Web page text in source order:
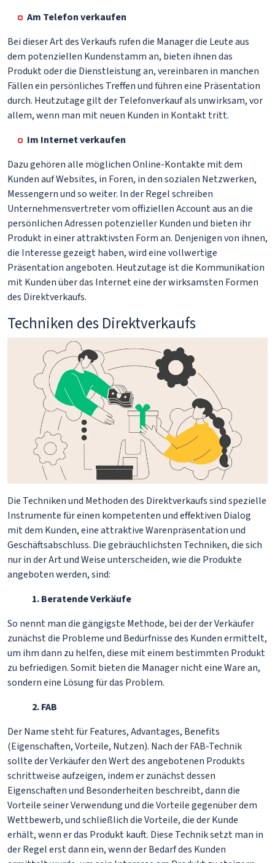
Am Telefon verkaufen
Bei dieser Art des Verkaufs rufen die Manager die Leute aus
dem potenziellen Kundenstamm an, bieten ihnen das
Produkt oder die Dienstleistung an, vereinbaren in manchen
Fällen ein persönliches Treffen und führen eine Präsentation
durch. Heutzutage gilt der Telefonverkauf als unwirksam, vor
allem, wenn man mit neuen Kunden in Kontakt tritt.
Im Internet verkaufen
Dazu gehören alle möglichen Online-Kontakte mit dem
Kunden auf Websites, in Foren, in den sozialen Netzwerken,
Messengern und so weiter. In der Regel schreiben
Unternehmensvertreter vom offiziellen Account aus an die
persönlichen Adressen potenzieller Kunden und bieten ihr
Produkt in einer attraktivsten Form an. Denjenigen von ihnen,
die Interesse gezeigt haben, wird eine vollwertige
Präsentation angeboten. Heutzutage ist die Kommunikation
mit Kunden über das Internet eine der wirksamsten Formen
des Direktverkaufs.
Techniken des Direktverkaufs
Die Techniken und Methoden des Direktverkaufs sind spezielle
Instrumente für einen kompetenten und effektiven Dialog
mit dem Kunden, eine attraktive Warenpräsentation und
Geschäftsabschluss. Die gebräuchlichsten Techniken, die sich
nur in der Art und Weise unterscheiden, wie die Produkte
angeboten werden, sind:
1. Beratende Verkäufe
So nennt man die gängigste Methode, bei der der Verkäufer
zunächst die Probleme und Bedürfnisse des Kunden ermittelt,
um ihm dann zu helfen, diese mit einem bestimmten Produkt
zu befriedigen. Somit bieten die Manager nicht eine Ware an,
sondern eine Lösung für das Problem.
2. FAB
Der Name steht für Features, Advantages, Benefits
(Eigenschaften, Vorteile, Nutzen). Nach der FAB-Technik
sollte der Verkäufer den Wert des angebotenen Produkts
schrittweise aufzeigen, indem er zunächst dessen
Eigenschaften und Besonderheiten beschreibt, dann die
Vorteile seiner Verwendung und die Vorteile gegenüber dem
Wettbewerb, und schließlich die Vorteile, die der Kunde
erhält, wenn er das Produkt kauft. Diese Technik setzt man in
der Regel erst dann ein, wenn der Bedarf des Kunden